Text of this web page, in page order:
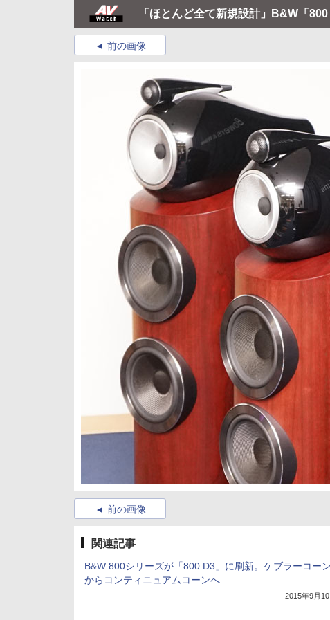
「ほとんど全て新規設計」B&W「
前の画像
前の画像
関連記事
B&W 800シリーズが「800 D3」に刷新。ケブラーコーン
からコンティニュアムコーンへ
2015年9月10